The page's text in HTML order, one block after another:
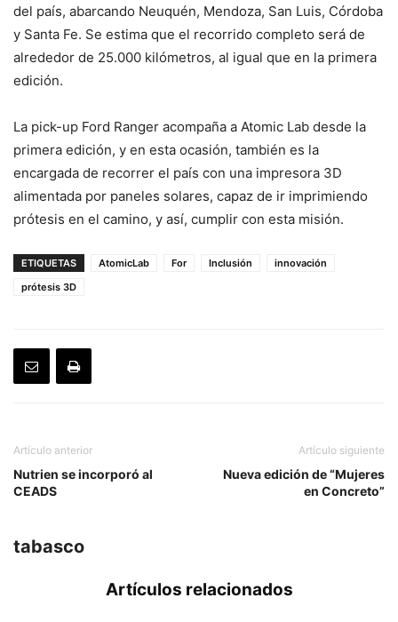
del país, abarcando Neuquén, Mendoza, San Luis, Córdoba
y Santa Fe. Se estima que el recorrido completo será de
alrededor de 25.000 kilómetros, al igual que en la primera
edición.
La pick-up Ford Ranger acompaña a Atomic Lab desde la
primera edición, y en esta ocasión, también es la
encargada de recorrer el país con una impresora 3D
alimentada por paneles solares, capaz de ir imprimiendo
prótesis en el camino, y así, cumplir con esta misión.
ETIQUETAS AtomicLab For Inclusión
innovación
prótesis 3D
Artículo anterior
Nutrien se incorporó al
CEADS
Artículo siguiente
Nueva edición de “Mujeres
en Concreto”
tabasco
Artículos relacionados